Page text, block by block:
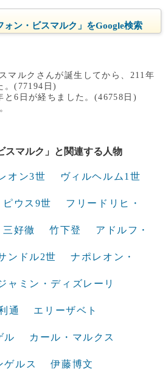
ォン・ビスマルク」をGoogle検索
マルクさんが誕生してから、211年
。(77194日)
と6日が経ちました。(46758日)
スマルク」と関連する人物
オン3世 ヴィルヘルム1世
ピウス9世 フリードリヒ・
三好徹 竹下登 アドルフ・
ンドル2世 ナポレオン・
ャミン・ディズレーリ
通 エリーザベト
ル カール・マルクス
ゲルス 伊藤博文